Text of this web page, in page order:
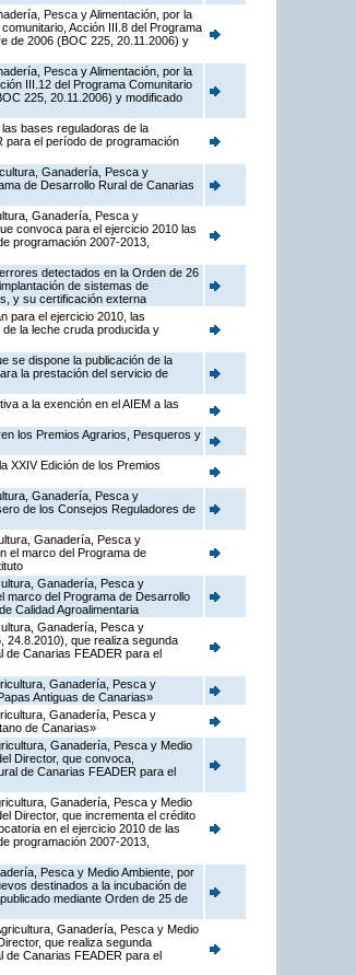
Pesca y Alimentación, por la
Acción III.8 del Programa
de 2006 (BOC 225, 20.11.2006) y
Pesca y Alimentación, por la
III.12 del Programa Comunitario
225, 20.11.2006) y modificado
bases reguladoras de la
para el período de programación
Ganadería, Pesca y
de Desarrollo Rural de Canarias
Ganadería, Pesca y
convoca para el ejercicio 2010 las
programación 2007-2013,
detectados en la Orden de 26
de sistemas de
y su certificación externa
para el ejercicio 2010, las
la leche cruda producida y
se dispone la publicación de la
la prestación del servicio de
a la exención en el AIEM a las
los Premios Agrarios, Pesqueros y
XXIV Edición de los Premios
Ganadería, Pesca y
de los Consejos Reguladores de
Ganadería, Pesca y
el marco del Programa de
Ganadería, Pesca y
marco del Programa de Desarrollo
Calidad Agroalimentaria
Ganadería, Pesca y
24.8.2010), que realiza segunda
Canarias FEADER para el
Ganadería, Pesca y
Antiguas de Canarias»
Ganadería, Pesca y
de Canarias»
Ganadería, Pesca y Medio
Director, que convoca,
de Canarias FEADER para el
Ganadería, Pesca y Medio
Director, que incrementa el crédito
en el ejercicio 2010 de las
programación 2007-2013,
Pesca y Medio Ambiente, por
destinados a la incubación de
mediante Orden de 25 de
Ganadería, Pesca y Medio
que realiza segunda
Canarias FEADER para el